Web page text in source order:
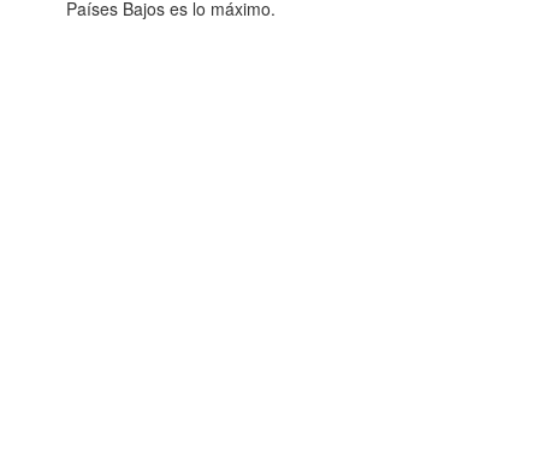
Países Bajos es lo máximo.